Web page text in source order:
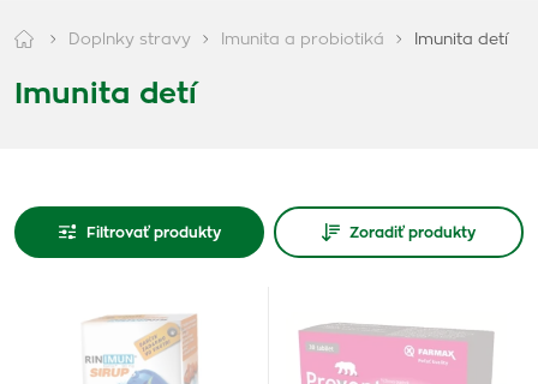
Doplnky stravy Imunita a probiotiká Imunita detí
Imunita detí
Filtrovať produkty Zoradiť produkty